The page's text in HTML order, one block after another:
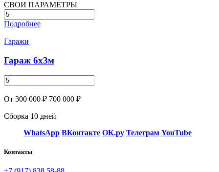
СВОИ ПАРАМЕТРЫ
Подробнее
Гаражи
Гараж 6х3м
От 300 000 ₽ 700 000 ₽
Сборка 10 дней
WhatsApp ВКонтакте ОК.ру Телеграм YouTube
Контакты